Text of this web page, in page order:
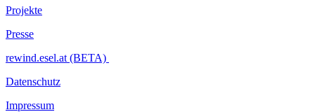
Projekte
Presse
rewind.esel.at (BETA)
Datenschutz
Impressum